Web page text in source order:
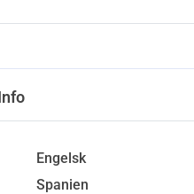
Engelsk
Spanien